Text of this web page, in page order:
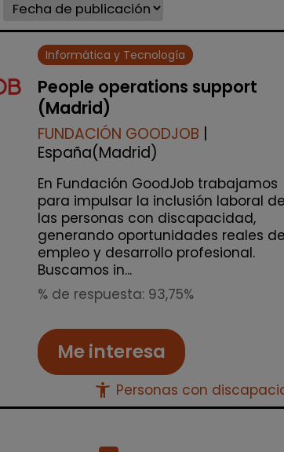
Informática y Tecnología
People operations support
(Madrid)
FUNDACIÓN GOODJOB |
España(Madrid)
En Fundación GoodJob trabajamos
para impulsar la inclusión laboral de
las personas con discapacidad,
generando oportunidades reales de
empleo y desarrollo profesional.
Buscamos in...
% de respuesta: 93,75%
Me interesa
accessibility_new Personas con